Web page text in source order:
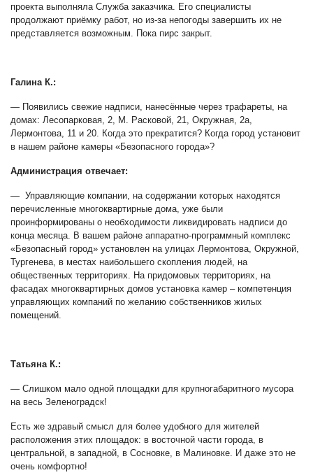
проекта выполняла Служба заказчика. Его специалисты
продолжают приёмку работ, но из-за непогоды завершить их не
представляется возможным. Пока пирс закрыт.
Галина К.:
— Появились свежие надписи, нанесённые через трафареты, на
домах: Лесопарковая, 2, М. Расковой, 21, Окружная, 2а,
Лермонтова, 11 и 20. Когда это прекратится? Когда город установит
в нашем районе камеры «Безопасного города»?
Администрация отвечает:
— Управляющие компании, на содержании которых находятся
перечисленные многоквартирные дома, уже были
проинформированы о необходимости ликвидировать надписи до
конца месяца. В вашем районе аппаратно-программный комплекс
«Безопасный город» установлен на улицах Лермонтова, Окружной,
Тургенева, в местах наибольшего скопления людей, на
общественных территориях. На придомовых территориях, на
фасадах многоквартирных домов установка камер – компетенция
управляющих компаний по желанию собственников жилых
помещений.
Татьяна К.:
— Слишком мало одной площадки для крупногабаритного мусора
на весь Зеленоградск!
Есть же здравый смысл для более удобного для жителей
расположения этих площадок: в восточной части города, в
центральной, в западной, в Сосновке, в Малиновке. И даже это не
очень комфортно!